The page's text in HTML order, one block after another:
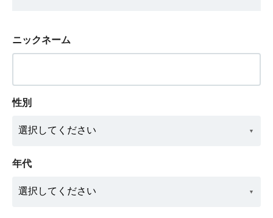
ニックネーム
性別
年代